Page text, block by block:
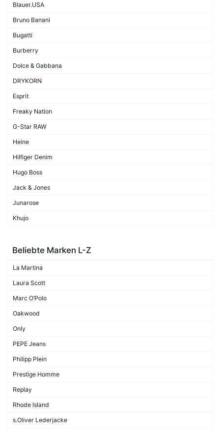
Blauer.USA
Bruno Banani
Bugatti
Burberry
Dolce & Gabbana
DRYKORN
Esprit
Freaky Nation
G-Star RAW
Heine
Hilfiger Denim
Hugo Boss
Jack & Jones
Junarose
Khujo
Beliebte Marken L-Z
La Martina
Laura Scott
Marc O’Polo
Oakwood
Only
PEPE Jeans
Philipp Plein
Prestige Homme
Replay
Rhode Island
s.Oliver Lederjacke